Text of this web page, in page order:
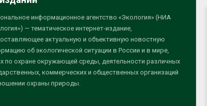
информационное агентство «Экология» (НИА
— тематическое интернет-издание,
актуальную и объективную новостную
об экологической ситуации в России и в мире,
по охране окружающей среды, деятельности различных
коммерческих и общественных организаций
охраны природы.